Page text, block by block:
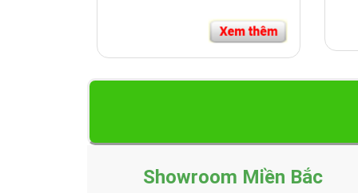
• Mâm nhiệt sợi carbon, tuổi thọ lên đến 8000h.
Showroom Miền Bắc